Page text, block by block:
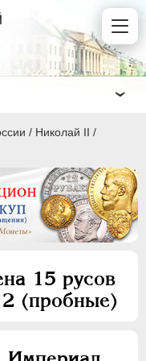
/ Николай II /
15 русов
(пробные)